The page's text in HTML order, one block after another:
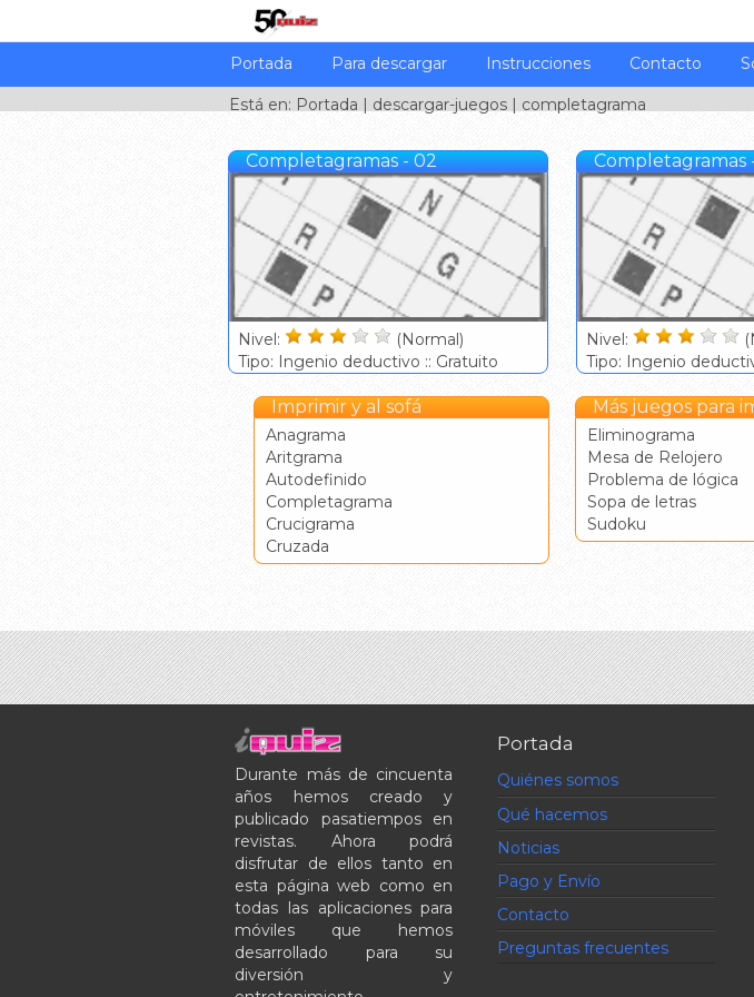
Portada Para descargar Instrucciones Contacto
Está en: Portada | descargar-juegos | completagrama
Completagramas - 02
Nivel:
(Normal)
Tipo: Ingenio deductivo :: Gratuito
Completagramas
Nivel:
Tipo: Ingenio
Imprimir y al sofá
Anagrama
Aritgrama
Autodefinido
Completagrama
Crucigrama
Cruzada
Más juegos para
Eliminograma
Mesa de Relojero
Problema de lógica
Sopa de letras
Sudoku
Durante más de cincuenta
años hemos creado y
publicado pasatiempos en
revistas. Ahora podrá
disfrutar de ellos tanto en
esta página web como en
todas las aplicaciones para
móviles que hemos
desarrollado para su
diversión y
Portada
Quiénes somos
Qué hacemos
Noticias
Pago y Envío
Contacto
Preguntas frecuentes